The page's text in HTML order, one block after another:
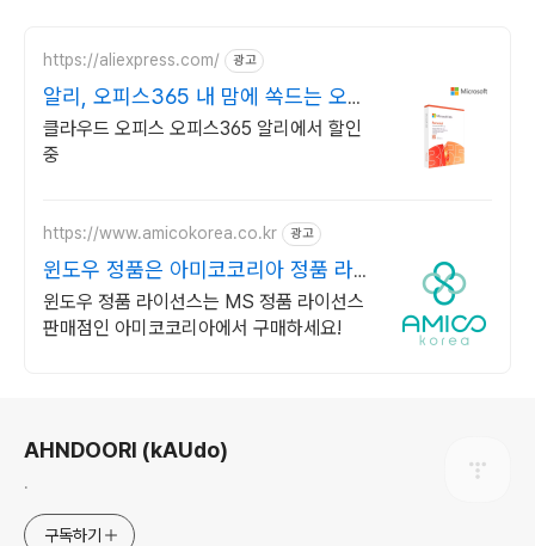
https://aliexpress.com/ 광고
알리, 오피스365 내 맘에 쏙드는 오늘
의 특가
클라우드 오피스 오피스365 알리에서 할인
중
https://www.amicokorea.co.kr 광고
윈도우 정품은 아미코코리아 정품 라이
선스 전문
윈도우 정품 라이선스는 MS 정품 라이선스
판매점인 아미코코리아에서 구매하세요!
AHNDOORI (kAUdo)
.
구독하기